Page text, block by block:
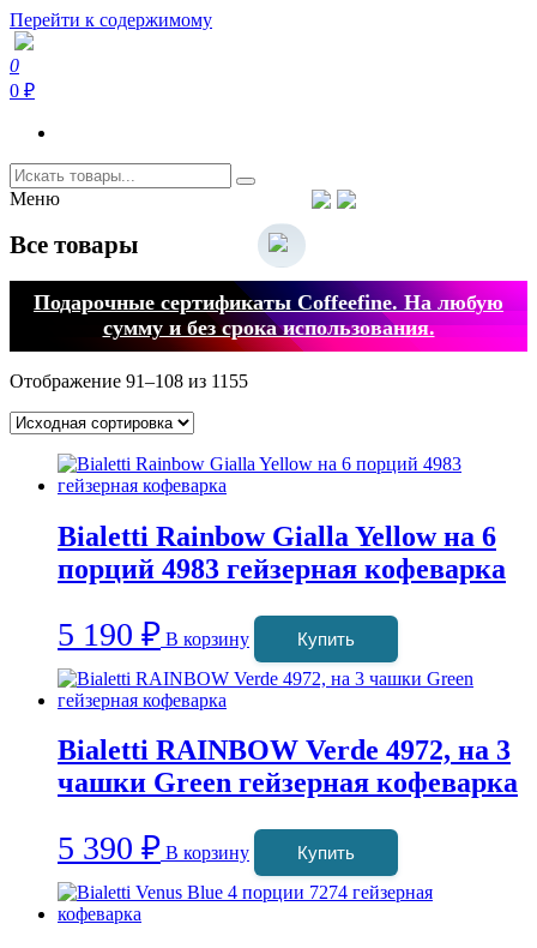
Перейти к содержимому
Coffeefine.ru
Интернет-магазин кофемашин и кофейной техники для дома
0
0 ₽
Меню
Все товары
Подарочные сертификаты Coffeefine. На любую
сумму и без срока использования.
Отображение 91–108 из 1155
Bialetti Rainbow Gialla Yellow на 6
порций 4983 гейзерная кофеварка
5 190 ₽ В корзину Купить
Bialetti RAINBOW Verde 4972, на 3
чашки Green гейзерная кофеварка
5 390 ₽ В корзину Купить